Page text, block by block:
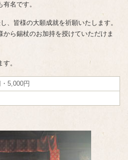
名です。
、皆様の大願成就を祈願いたします。
ら錫杖のお加持を授けていただけま
。
5,000円